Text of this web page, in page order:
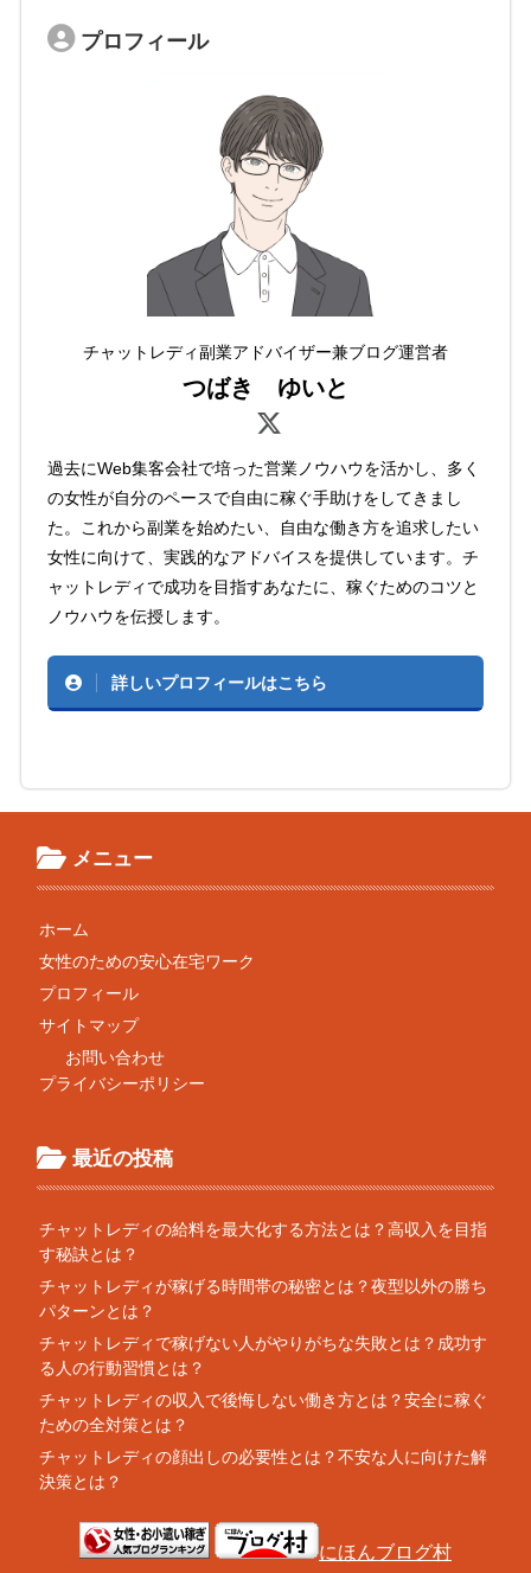
プロフィール
チャットレディ副業アドバイザー兼ブログ運営者
つばき ゆいと
過去にWeb集客会社で培った営業ノウハウを活かし、多く
の女性が自分のペースで自由に稼ぐ手助けをしてきまし
た。これから副業を始めたい、自由な働き方を追求したい
女性に向けて、実践的なアドバイスを提供しています。チ
ャットレディで成功を目指すあなたに、稼ぐためのコツと
ノウハウを伝授します。
詳しいプロフィールはこちら
メニュー
ホーム
女性のための安心在宅ワーク
プロフィール
サイトマップ
お問い合わせ
プライバシーポリシー
最近の投稿
チャットレディの給料を最大化する方法とは？高収入を目指
す秘訣とは？
チャットレディが稼げる時間帯の秘密とは？夜型以外の勝ち
パターンとは？
チャットレディで稼げない人がやりがちな失敗とは？成功す
る人の行動習慣とは？
チャットレディの収入で後悔しない働き方とは？安全に稼ぐ
ための全対策とは？
チャットレディの顔出しの必要性とは？不安な人に向けた解
決策とは？
にほんブログ村